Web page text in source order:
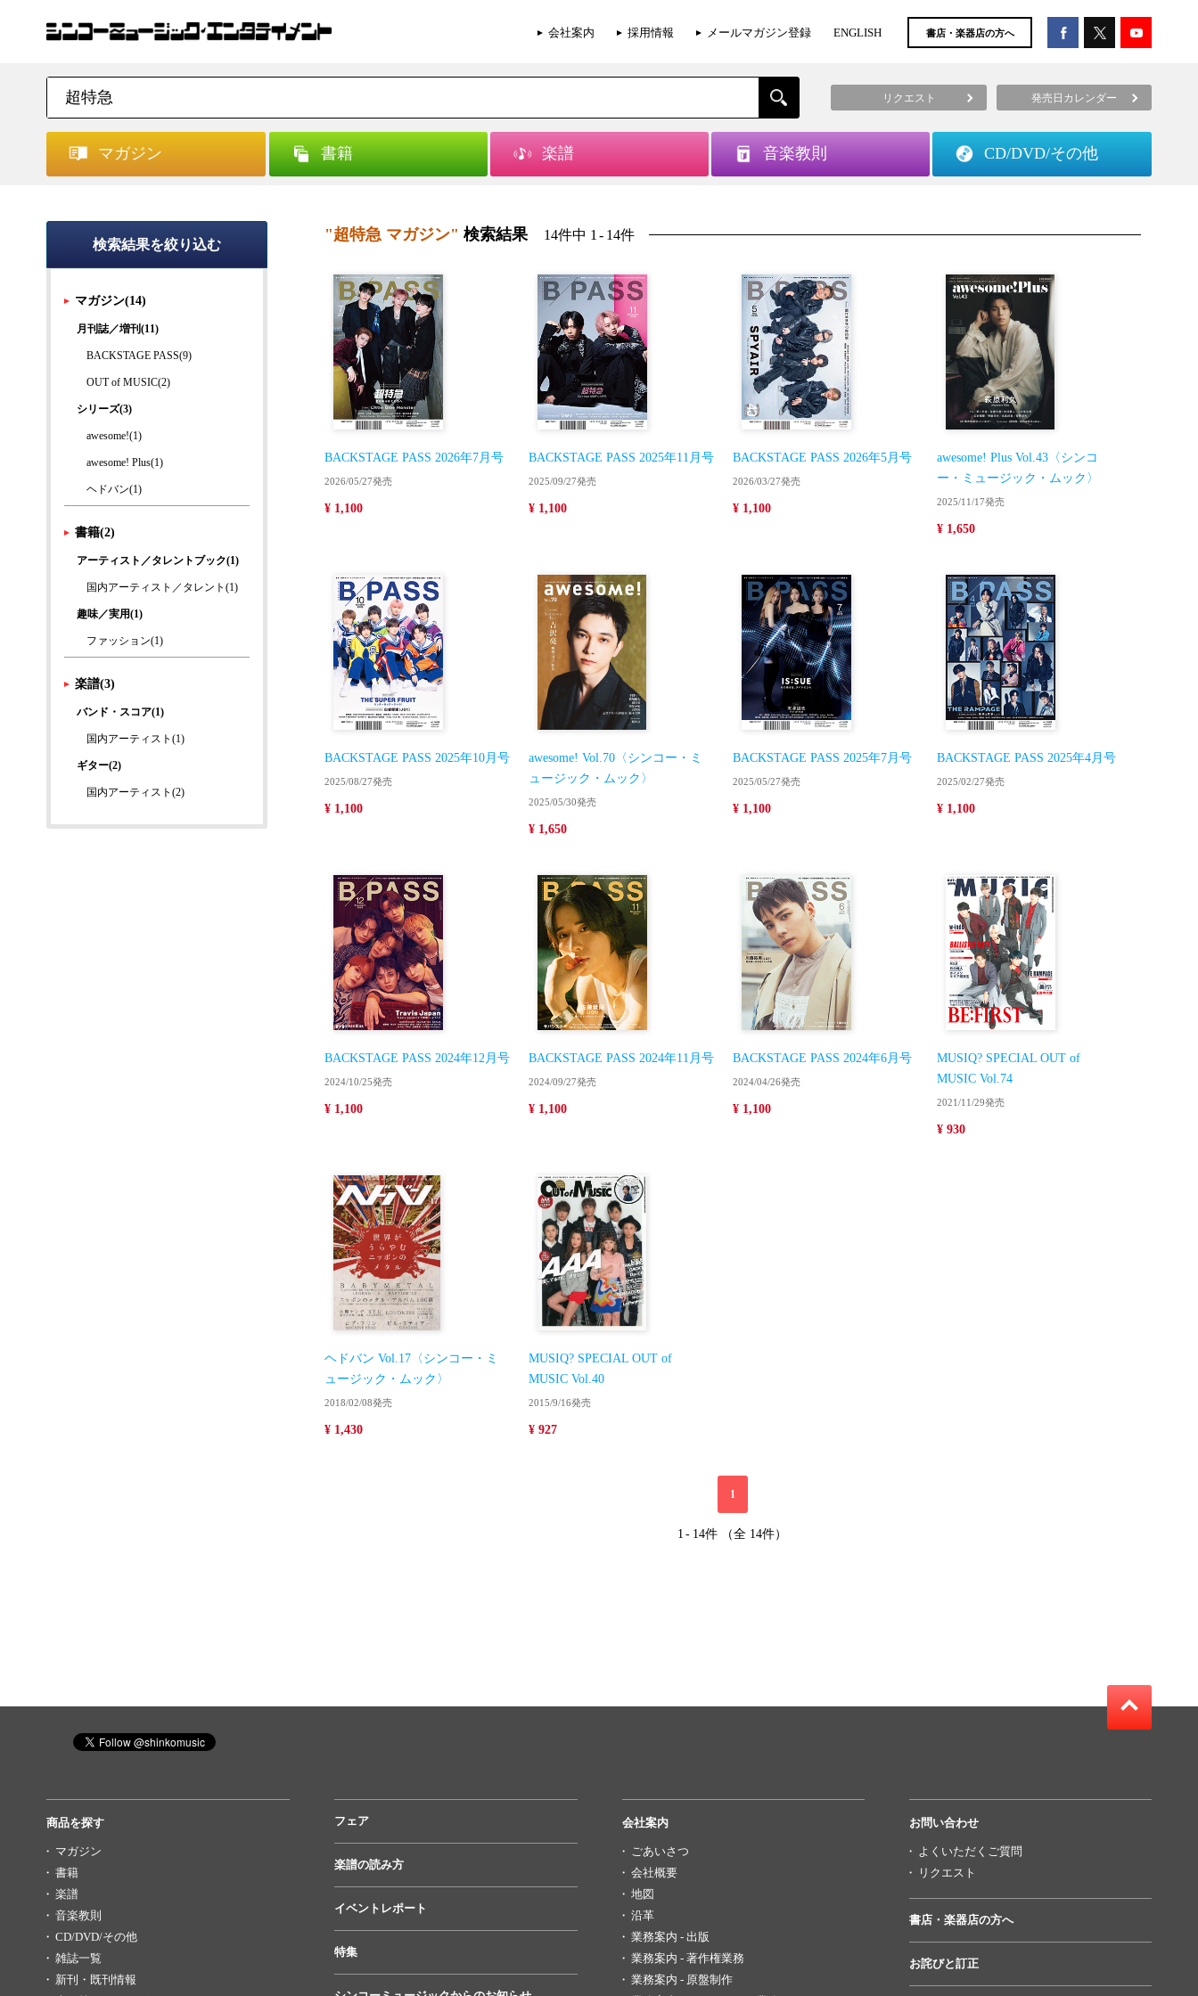
会社案内 採用情報 メールマガジン登録 ENGLISH 書店・楽器店の方へ
リクエスト 発売日カレンダー
マガジン 書籍 楽譜 音楽教則 CD/DVD/その他
"超特急 マガジン" 検索結果 14件中 1 - 14件
BACKSTAGE PASS 2026年7月号
2026/05/27発売
¥ 1,100
BACKSTAGE PASS 2025年11月号
2025/09/27発売
¥ 1,100
BACKSTAGE PASS 2026年5月号
2026/03/27発売
¥ 1,100
awesome! Plus Vol.43〈シンコ
ー・ミュージック・ムック〉
2025/11/17発売
¥ 1,650
BACKSTAGE PASS 2025年10月号
2025/08/27発売
¥ 1,100
awesome! Vol.70〈シンコー・ミ
ュージック・ムック〉
2025/05/30発売
¥ 1,650
BACKSTAGE PASS 2025年7月号
2025/05/27発売
¥ 1,100
BACKSTAGE PASS 2025年4月号
2025/02/27発売
¥ 1,100
BACKSTAGE PASS 2024年12月号
2024/10/25発売
¥ 1,100
BACKSTAGE PASS 2024年11月号
2024/09/27発売
¥ 1,100
BACKSTAGE PASS 2024年6月号
2024/04/26発売
¥ 1,100
MUSIQ? SPECIAL OUT of
MUSIC Vol.74
2021/11/29発売
¥ 930
ヘドバン Vol.17〈シンコー・ミ
ュージック・ムック〉
2018/02/08発売
¥ 1,430
MUSIQ? SPECIAL OUT of
MUSIC Vol.40
2015/9/16発売
¥ 927
1
1 - 14件 （全 14件）
検索結果を絞り込む
マガジン(14)
月刊誌／増刊(11)
BACKSTAGE PASS(9)
OUT of MUSIC(2)
シリーズ(3)
awesome!(1)
awesome! Plus(1)
ヘドバン(1)
書籍(2)
アーティスト／タレントブック(1)
国内アーティスト／タレント(1)
趣味／実用(1)
ファッション(1)
楽譜(3)
バンド・スコア(1)
国内アーティスト(1)
ギター(2)
国内アーティスト(2)
商品を探す
マガジン
書籍
楽譜
音楽教則
CD/DVD/その他
雑誌一覧
新刊・既刊情報
フェア
楽譜の読み方
イベントレポート
特集
会社案内
ごあいさつ
会社概要
地図
沿革
業務案内 - 出版
業務案内 - 著作権業務
業務案内 - 原盤制作
お問い合わせ
よくいただくご質問
リクエスト
書店・楽器店の方へ
お詫びと訂正